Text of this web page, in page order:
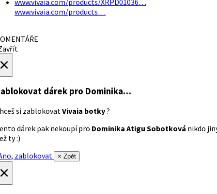
www.vivaia.com/products…
dárek pro Dominika…
si zablokovatVivaia botky?
dárek pak nekoupí pro Dominika Atigu Sobotková nikdo
ty :)
zablokovat
× Zpět